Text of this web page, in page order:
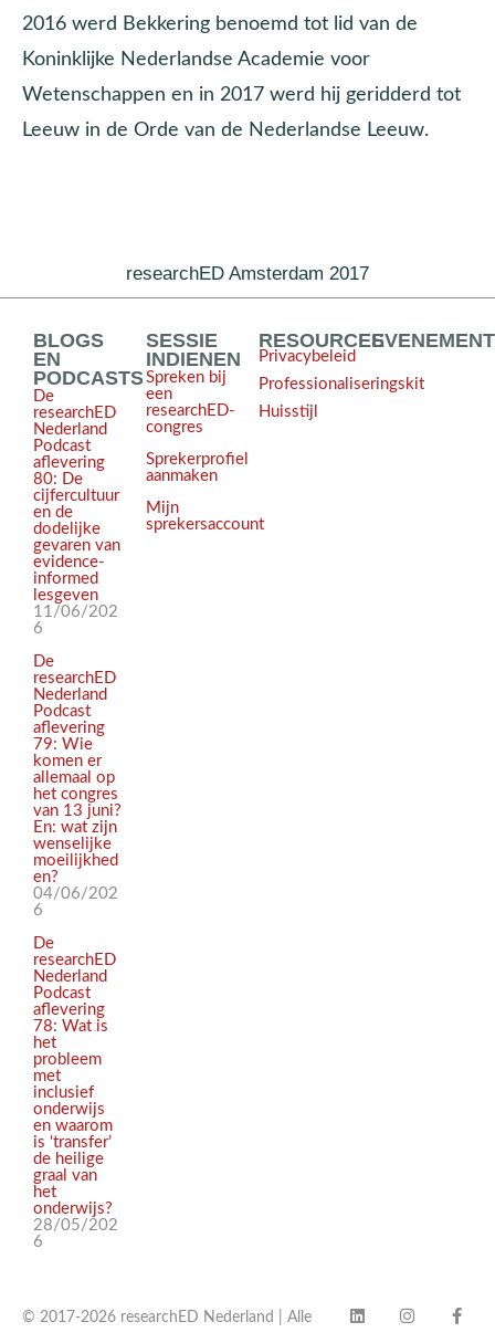
2016 werd Bekkering benoemd tot lid van de
Koninklijke Nederlandse Academie voor
Wetenschappen en in 2017 werd hij geridderd tot
Leeuw in de Orde van de Nederlandse Leeuw.
researchED Amsterdam 2017
BLOGS
EN
PODCASTS
De
researchED
Nederland
Podcast
aflevering
80: De
cijfercultuur
en de
dodelijke
gevaren van
evidence-
informed
lesgeven
11/06/202
6
De
researchED
Nederland
Podcast
aflevering
79: Wie
komen er
allemaal op
het congres
van 13 juni?
En: wat zijn
wenselijke
moeilijkhed
en?
04/06/202
6
De
researchED
Nederland
Podcast
aflevering
78: Wat is
het
probleem
met
inclusief
onderwijs
en waarom
is ‘transfer’
de heilige
graal van
het
onderwijs?
28/05/202
6
SESSIE
INDIENEN
Spreken bij
een
researchED-
congres
Sprekerprofiel
aanmaken
Mijn
sprekersaccount
RESOURCES
Privacybeleid
Professionaliseringskit
Huisstijl
© 2017-2026 researchED Nederland | Alle